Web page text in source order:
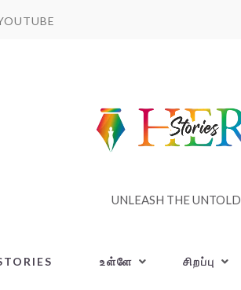
UNLEASH THE UNTOLD
உள்ளே சிறப்பு